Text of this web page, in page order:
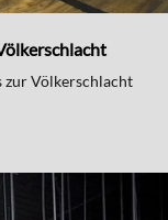
zur Völkerschlacht